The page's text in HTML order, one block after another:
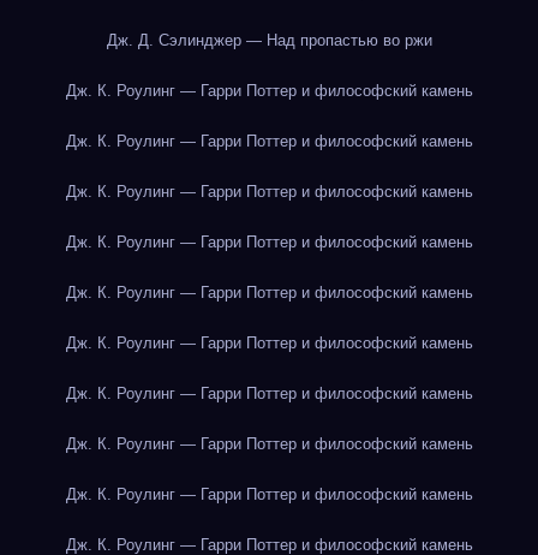
Дж. Д. Сэлинджер — Над пропастью во ржи
Дж. К. Роулинг — Гарри Поттер и философский камень
Дж. К. Роулинг — Гарри Поттер и философский камень
Дж. К. Роулинг — Гарри Поттер и философский камень
Дж. К. Роулинг — Гарри Поттер и философский камень
Дж. К. Роулинг — Гарри Поттер и философский камень
Дж. К. Роулинг — Гарри Поттер и философский камень
Дж. К. Роулинг — Гарри Поттер и философский камень
Дж. К. Роулинг — Гарри Поттер и философский камень
Дж. К. Роулинг — Гарри Поттер и философский камень
Дж. К. Роулинг — Гарри Поттер и философский камень